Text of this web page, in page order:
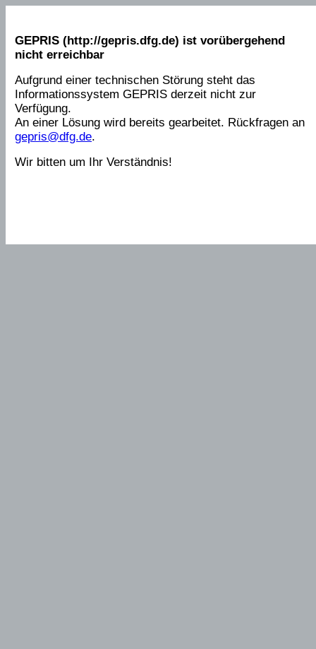
GEPRIS (http://gepris.dfg.de) ist vorübergehend
nicht erreichbar
Aufgrund einer technischen Störung steht das
Informationssystem GEPRIS derzeit nicht zur
Verfügung.
An einer Lösung wird bereits gearbeitet. Rückfragen an
gepris@dfg.de.
Wir bitten um Ihr Verständnis!